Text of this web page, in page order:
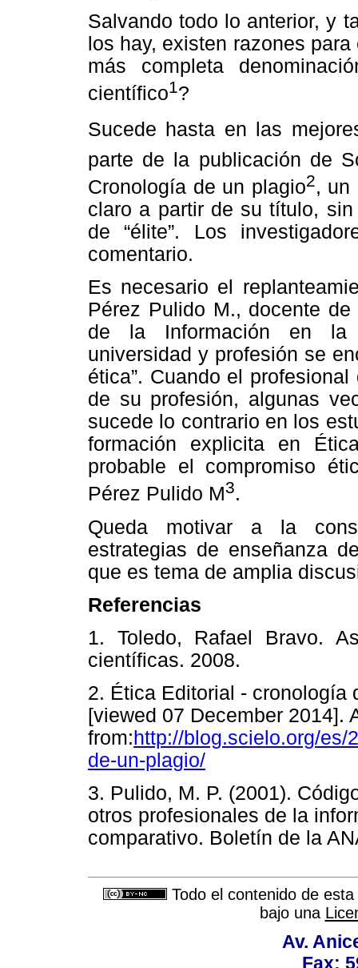
Salvando todo lo anterior, y
los hay, existen razones
más completa
científico1 ?
Sucede hasta en las
parte de la publicación de
Cronología de un plagio2, un
claro a partir de su título,
de “élite”. Los
comentario.
Es necesario el
Pérez Pulido M., docente
de la Información en la
universidad y profesión se
ética”. Cuando el
de su profesión, algunas
sucede lo contrario en los
formación explicita en
probable el compromiso
Pérez Pulido M3.
Queda motivar a la
estrategias de enseñanza
que es tema de amplia
Referencias
1. Toledo, Rafael Bravo.
científicas. 2008.
2. Ética Editorial - cronología
[viewed 07 December 2014].
from:http://blog.scielo.org/es/
de-un-plagio/
3. Pulido, M. P. (2001).
otros profesionales de la
comparativo. Boletín de la
Todo el contenido de
bajo una
Av.
Fax: